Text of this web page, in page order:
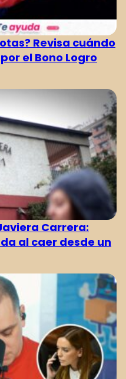
Revisa cuándo
el Bono Logro
Carrera:
al caer desde un